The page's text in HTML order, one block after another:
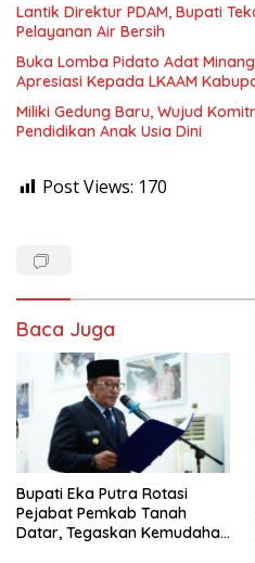
Lantik Direktur PDAM, Bupati
Pelayanan Air Bersih
Buka Lomba Pidato Adat
Apresiasi Kepada LKAAM
Miliki Gedung Baru, Wujud
Pendidikan Anak Usia Dini
Post Views: 170
Baca Juga
Bupati Eka Putra Rotasi
Pejabat Pemkab Tanah
Datar, Tegaskan Kemudahan